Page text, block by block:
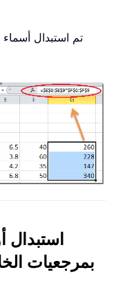
تم استبدال أسماء
استبدال
بمرجعيات